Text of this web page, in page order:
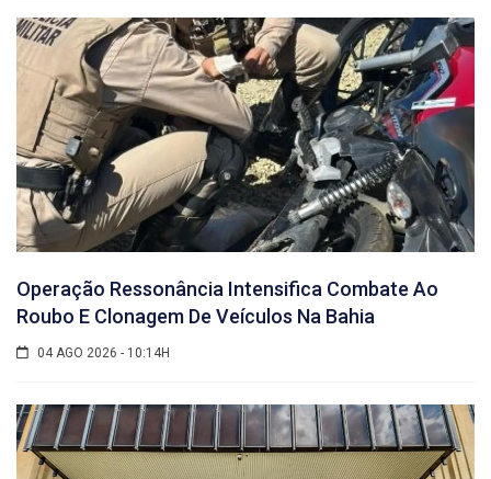
Operação Ressonância Intensifica Combate Ao
Roubo E Clonagem De Veículos Na Bahia
04 AGO 2026 - 10:14H